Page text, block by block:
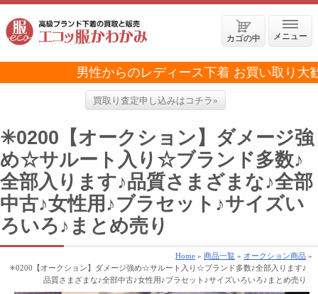
メニュー
カゴの中
男性からのレディース下着 お買い取り大歓迎
買取り査定申し込みはコチラ»
✳︎0200【オークション】ダメージ強
め☆サルート入り☆ブランド多数♪
全部入ります♪品質さまざまな♪全部
中古♪女性用♪ブラセット♪サイズい
ろいろ♪まとめ売り
Home » 商品一覧 » オークション商品 »
✳︎0200【オークション】ダメージ強め☆サルート入り☆ブランド多数♪全部入ります♪
品質さまざまな♪全部中古♪女性用♪ブラセット♪サイズいろいろ♪まとめ売り